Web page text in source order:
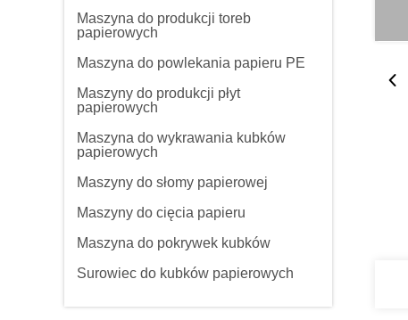
Maszyna do produkcji toreb
papierowych
Maszyna do powlekania papieru PE
Maszyny do produkcji płyt
papierowych
Maszyna do wykrawania kubków
papierowych
Maszyny do słomy papierowej
Maszyny do cięcia papieru
Maszyna do pokrywek kubków
Surowiec do kubków papierowych